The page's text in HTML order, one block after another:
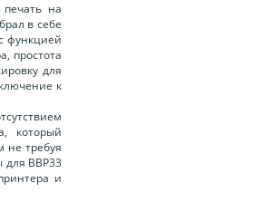
на
в себе
функцией
простота
для
к
который
не требуя
BBP33
и